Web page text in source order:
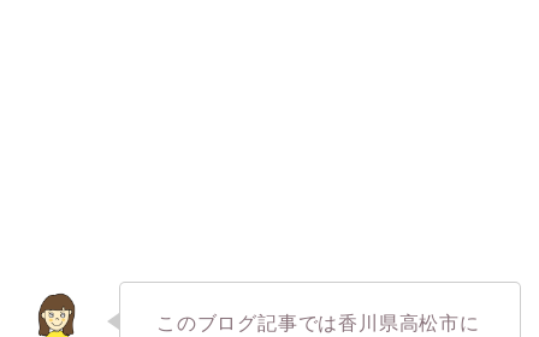
このブログ記事では香川県高松市に